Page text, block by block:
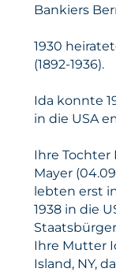
Bankiers
1930
(1892-1936).
Ida konnte
in die USA
Ihre Tochter
Mayer
lebten erst
1938 in die
Ihre Mutter
Island, NY,